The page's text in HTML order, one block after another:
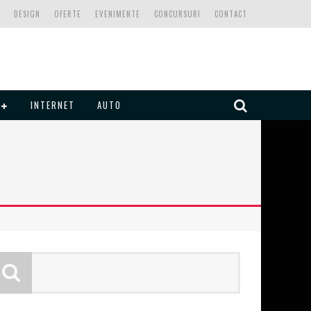
CONTACT
CONCURSURI
EVENIMENTE
OFERTE
DESIGN
INTERNET AUTO